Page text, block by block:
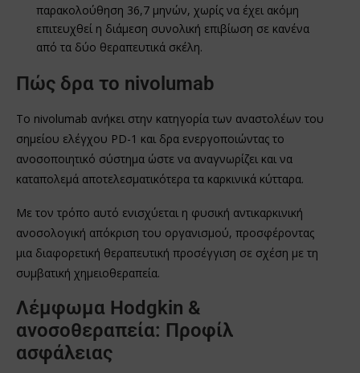
παρακολούθηση 36,7 μηνών, χωρίς να έχει ακόμη
επιτευχθεί η διάμεση συνολική επιβίωση σε κανένα
από τα δύο θεραπευτικά σκέλη.
Πώς δρα το nivolumab
Το nivolumab ανήκει στην κατηγορία των αναστολέων του
σημείου ελέγχου PD-1 και δρα ενεργοποιώντας το
ανοσοποιητικό σύστημα ώστε να αναγνωρίζει και να
καταπολεμά αποτελεσματικότερα τα καρκινικά κύτταρα.
Με τον τρόπο αυτό ενισχύεται η φυσική αντικαρκινική
ανοσολογική απόκριση του οργανισμού, προσφέροντας
μια διαφορετική θεραπευτική προσέγγιση σε σχέση με τη
συμβατική χημειοθεραπεία.
Λέμφωμα Hodgkin &
ανοσοθεραπεία: Προφίλ
ασφάλειας